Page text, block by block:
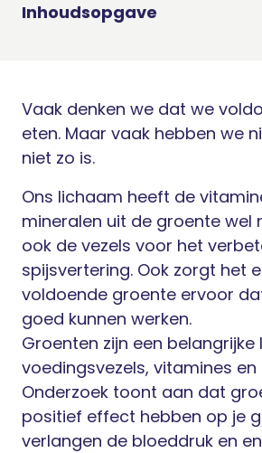
Inhoudsopgave
Vaak denken we dat we
eten. Maar vaak hebben we
niet zo is.
Ons lichaam heeft de
mineralen uit de groente wel
ook de vezels voor het
spijsvertering. Ook zorgt het
voldoende groente ervoor
goed kunnen werken.
Groenten zijn een
voedingsvezels, vitamines en
Onderzoek toont aan dat
positief effect hebben op je
verlangen de bloeddruk en en